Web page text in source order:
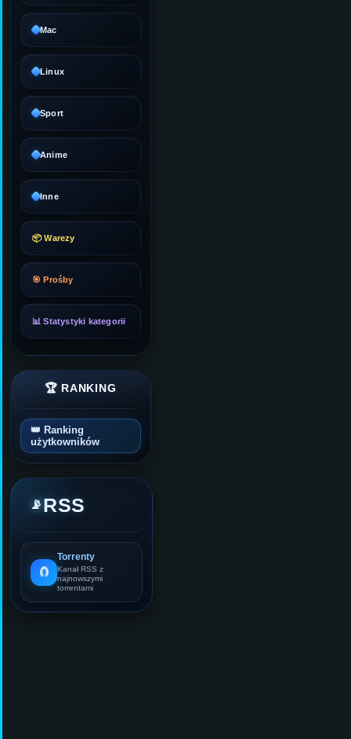
Mac
Linux
Sport
Anime
Inne
📦 Warezy
🎯 Prośby
📊 Statystyki kategorii
🏆 RANKING
👑 Ranking
użytkowników
📡RSS
🧲
Torrenty
Kanał RSS z
najnowszymi
torrentami